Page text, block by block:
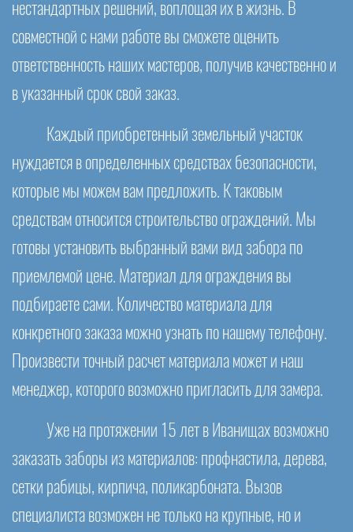
нестандартных решений, воплощая их в жизнь. В
совместной с нами работе вы сможете оценить
ответственность наших мастеров, получив качественно и
в указанный срок свой заказ.
Каждый приобретенный земельный участок
нуждается в определенных средствах безопасности,
которые мы можем вам предложить. К таковым
средствам относится строительство ограждений. Мы
готовы установить выбранный вами вид забора по
приемлемой цене. Материал для ограждения вы
подбираете сами. Количество материала для
конкретного заказа можно узнать по нашему телефону.
Произвести точный расчет материала может и наш
менеджер, которого возможно пригласить для замера.
Уже на протяжении 15 лет в Иванищах возможно
заказать заборы из материалов: профнастила, дерева,
сетки рабицы, кирпича, поликарбоната. Вызов
специалиста возможен не только на крупные, но и